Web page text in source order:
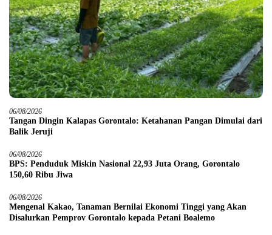
06/08/2026
Tangan Dingin Kalapas Gorontalo: Ketahanan Pangan Dimulai dari
Balik Jeruji
06/08/2026
BPS: Penduduk Miskin Nasional 22,93 Juta Orang, Gorontalo
150,60 Ribu Jiwa
06/08/2026
Mengenal Kakao, Tanaman Bernilai Ekonomi Tinggi yang Akan
Disalurkan Pemprov Gorontalo kepada Petani Boalemo